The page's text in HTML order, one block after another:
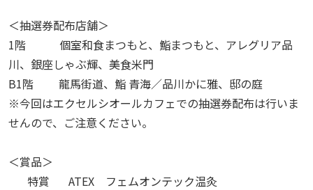
＜抽選券配布店舗＞
1階 個室和食まつもと、鮨まつもと、アレグリア品
川、銀座しゃぶ輝、美食米門
B1階 龍馬街道、鮨 青海／品川かに雅、邸の庭
※今回はエクセルシオールカフェでの抽選券配布は行いま
せんので、ご注意ください。
＜賞品＞
特賞
ATEX フェムオンテック温灸